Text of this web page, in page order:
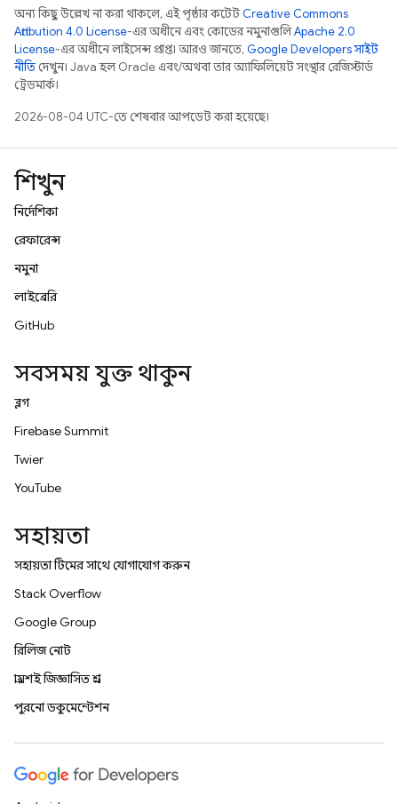
অন্য কিছু উল্লেখ না করা থাকলে, এই পৃষ্ঠার কন্টেন্টCreative Commons
Attribution 4.0 License-এর অধীনে এবং কোডের নমুনাগুলিApache 2.0
License-এর অধীনে লাইসেন্স প্রাপ্ত। আরও জানতে,Google Developers সাইট
নীতি দেখুন। Java হল Oracle এবং/অথবা তার অ্যাফিলিয়েট সংস্থার রেজিস্টার্ড
ট্রেডমার্ক।
2026-08-04 UTC-তে শেষবার আপডেট করা হয়েছে।
শিখুন
নির্দেশিকা
রেফারেন্স
নমুনা
লাইব্রেরি
GitHub
সবসময় যুক্ত থাকুন
ব্লগ
Firebase Summit
Twitter
YouTube
সহায়তা
সহায়তা টিমের সাথে যোগাযোগ করুন
Stack Overflow
Google Group
রিলিজ নোট
প্রায়শই জিজ্ঞাসিত প্রশ্ন
পুরনো ডকুমেন্টেশন